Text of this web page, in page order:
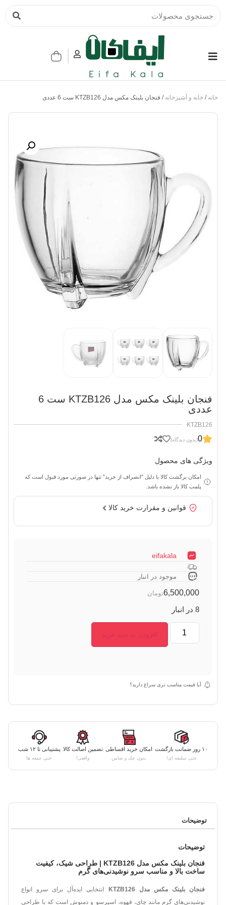
خانه / خانه و آشپزخانه / فنجان بلینک مکس مدل KTZB126 ست 6 عددی
فنجان بلینک مکس مدل KTZB126 ست 6
عددی
KTZB126
0(بدون دیدگاه)
ویژگی های محصول
امکان برگشت کالا با دلیل "انصراف از خرید" تنها در صورتی مورد قبول است که
پلمب کالا باز نشده باشد.
قوانین و مقرارت خرید کالا
eifakala
موجود در انبار
6,500,000تومان
8 در انبار
افزودن به سبد خرید
آیا قیمت مناسب تری سراغ دارید؟
۱۰ روز ضمانت بازگشت
حتی سلیقه ای!
امکان خرید اقساطی
بدون چک و ضامن
تضمین اصالت کالا
واقعی!
پشتیبانی تا ۱۲ شب
حتی جمعه ها
توضیحات
توضیحات
فنجان بلینک مکس مدل KTZB126 | طراحی شیک، کیفیت
ساخت بالا و مناسب سرو نوشیدنی‌های گرم
فنجان بلینک مکس مدل KTZB126
انتخابی ایده‌آل برای سرو انواع
نوشیدنی‌های گرم مانند چای، قهوه، اسپرسو و دمنوش است که با طراحی